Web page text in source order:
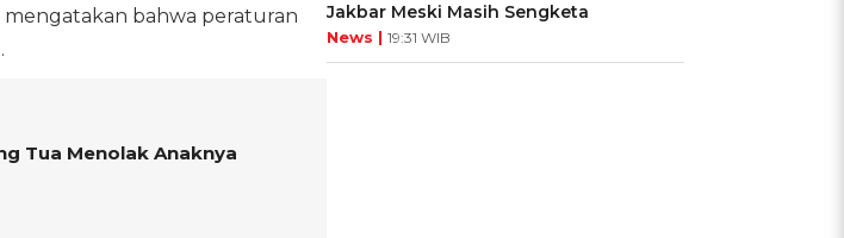
mengatakan bahwa peraturan
Tua Menolak Anaknya
Jakbar Meski Masih Sengketa
News | 19:31 WIB